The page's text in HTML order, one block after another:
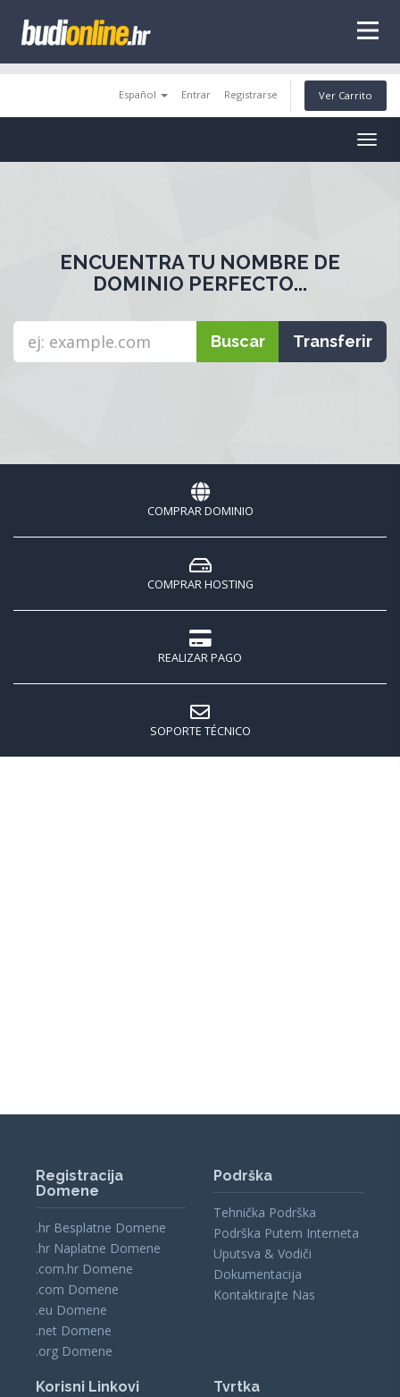
Español Entrar Registrarse Ver Carrito
ENCUENTRA TU NOMBRE DE
DOMINIO PERFECTO...
COMPRAR DOMINIO
COMPRAR HOSTING
REALIZAR PAGO
SOPORTE TÉCNICO
Registracija
Domene
.hr Besplatne Domene
.hr Naplatne Domene
.com.hr Domene
.com Domene
.eu Domene
.net Domene
.org Domene
Podrška
Tehnička Podrška
Podrška Putem Interneta
Uputsva & Vodiči
Dokumentacija
Kontaktirajte Nas
Korisni Linkovi Tvrtka